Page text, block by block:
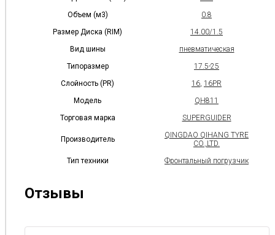
Объем (м3)
0.8
Размер Диска (RIM)
14.00/1.5
Вид шины
пневматическая
Типоразмер
17.5-25
Слойность (PR)
16, 16PR
Модель
QH811
Торговая марка
SUPERGUIDER
Производитель
QINGDAO QIHANG TYRE
CO.,LTD.
Тип техники
Фронтальный погрузчик
Отзывы